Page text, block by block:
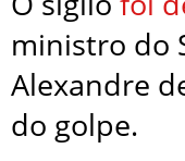
ministro do
Alexandre
do golpe.